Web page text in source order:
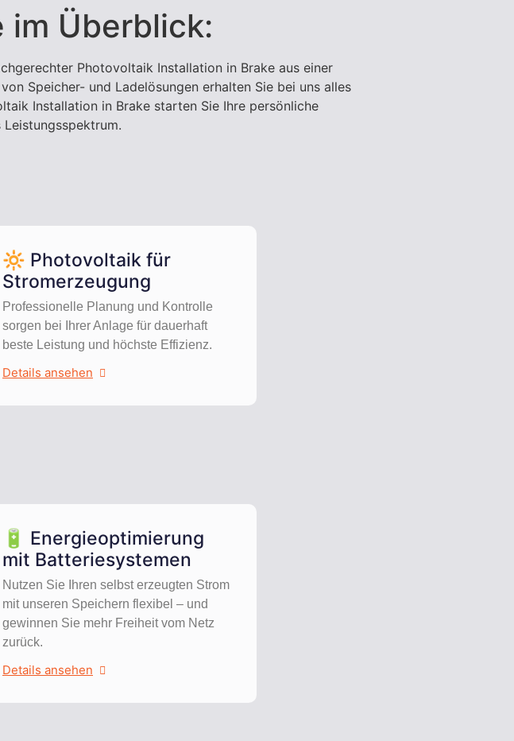
im Überblick:
Photovoltaik Installation in Brake aus einer
Speicher- und Ladelösungen erhalten Sie bei uns alles
Installation in Brake starten Sie Ihre persönliche
🔆 Photovoltaik für
Stromerzeugung
Professionelle Planung und Kontrolle
sorgen bei Ihrer Anlage für dauerhaft
beste Leistung und höchste Effizienz.
Details ansehen
🔋 Energieoptimierung
mit Batteriesystemen
Nutzen Sie Ihren selbst erzeugten Strom
mit unseren Speichern flexibel – und
gewinnen Sie mehr Freiheit vom Netz
zurück.
Details ansehen